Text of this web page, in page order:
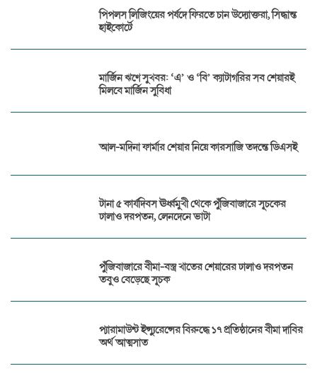
পিপলস লিজিংয়ের পর্ষদে ফিরতে চান উদ্যোক্তরা, সিদ্ধান্ত
হাইকোর্টে
মার্জিন ঋণে সুখবর: ‘এ’ ও ‘বি’ ক্যাটাগরির সব শেয়ারই
মিলবে মার্জিন সুবিধা
আল-মদিনা ফার্মার শেয়ার নিয়ে কারসাজি তদন্তে ডিএসই
টানা ৫ কার্যদিবস ঊর্ধ্বমুখী থেকে পুঁজিবাজারে সূচকের
ঢালাও দরপতন, লেনদেনে ভাটা
পুঁজিবাজারে বীমা-বস্ত্র খাতের শেয়ারের ঢালাও দরপতন
তবুও বেড়েছে সূচক
প্যারামাউন্ট ইন্স্যুরেন্সের বিরুদ্ধে ১৭ প্রতিষ্ঠানের বীমা দাবির
অর্থ আত্মসাত